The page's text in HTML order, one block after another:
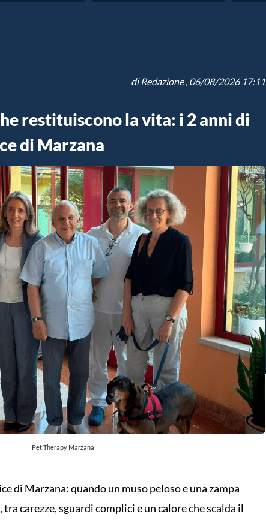
diRedazione, 06/08/2026 17:11
restituiscono la vita: i 2 anni di
di Marzana
Pet Therapy Marzana
di Marzana: quando un muso peloso e una zampa
carezze, sguardi complici e un calore che scalda il